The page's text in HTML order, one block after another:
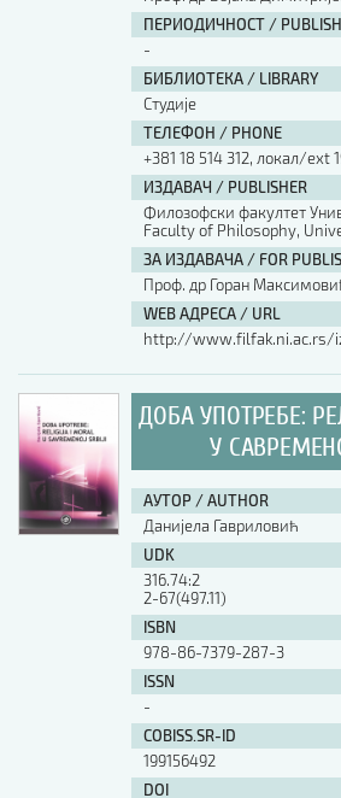
АУТОР / AUTHOR
ISSN
ПЕРИОДИЧНОСТ /
-
БИБЛИОТЕКА / LIBRARY
Студије
ТЕЛЕФОН / PHONE
+381 18 514 312, локал/ext
ИЗДАВАЧ / PUBLISHER
Филозофски факултет
Faculty of Philosophy,
ЗА ИЗДАВАЧА / FOR
Проф. др Горан
WEB АДРЕСА / URL
http://www.filfak.ni.ac.rs/
ДОБА УПОТРЕБЕ:
У
АУТОР / AUTHOR
Данијела Гавриловић
UDK
316.74:2
2-67(497.11)
ISBN
978-86-7379-287-3
ISSN
-
COBISS.SR-ID
199156492
DOI